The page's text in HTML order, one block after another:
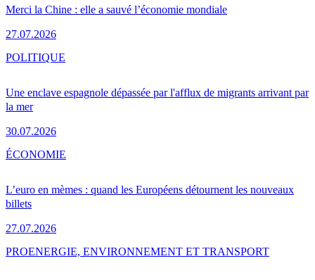
Merci la Chine : elle a sauvé l’économie mondiale
27.07.2026
Une enclave espagnole dépassée par l'afflux de migrants arrivant par
la mer
30.07.2026
POLITIQUE
L’euro en mèmes : quand les Européens détournent les nouveaux
billets
27.07.2026
ÉCONOMIE
PROENERGIE, ENVIRONNEMENT ET TRANSPORT